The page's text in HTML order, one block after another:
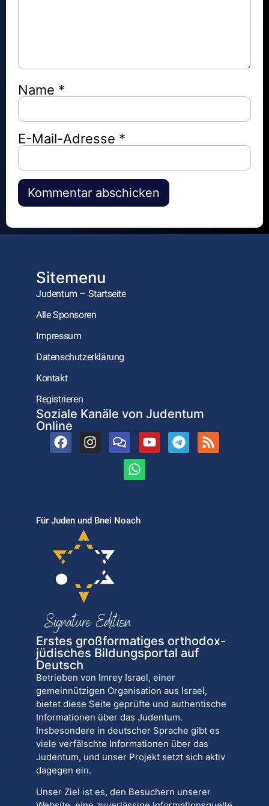
Name *
E-Mail-Adresse *
Alternative:
Sitemenu
Judentum – Startseite
Alle Sponsoren
Impressum
Datenschutzerklärung
Kontakt
Registrieren
Soziale Kanäle von Judentum
Online
Für Juden und Bnei Noach
Erstes großformatiges orthodox-
jüdisches Bildungsportal auf
Deutsch
Betrieben von Imrey Israel, einer
gemeinnützigen Organisation aus Israel,
bietet diese Seite geprüfte und authentische
Informationen über das Judentum.
Insbesondere in deutscher Sprache gibt es
viele verfälschte Informationen über das
Judentum, und unser Projekt setzt sich aktiv
dagegen ein.
Unser Ziel ist es, den Besuchern unserer